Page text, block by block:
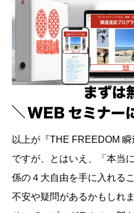
以上が『THE FREEDOM
ですが、とはいえ、「本当
係の４大自由を手に入れる
不安や疑問があるかもしれま